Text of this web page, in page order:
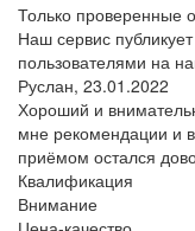
Только проверенные
Наш сервис
пользователями на
Руслан, 23.01.2022
Хороший и
мне рекомендации и
приёмом остался
Квалификация
Внимание